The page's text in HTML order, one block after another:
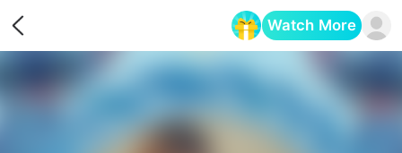
Watch More